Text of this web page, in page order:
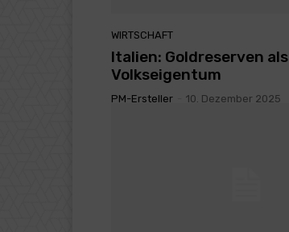
WIRTSCHAFT
Italien: Goldreserven als
Volkseigentum
PM-Ersteller 10. Dezember 2025